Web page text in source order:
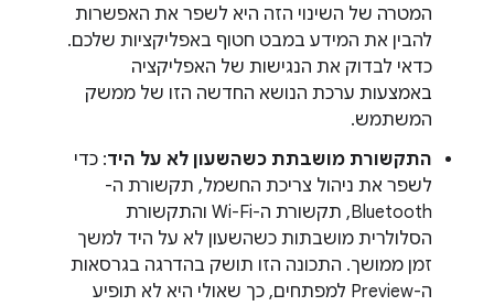
המטרה של השינוי הזה היא לשפר את האפשרות
להבין את המידע במבט חטוף באפליקציות שלכם.
כדאי לבדוק את הנגישות של האפליקציה
באמצעות ערכת הנושא החדשה הזו של ממשק
המשתמש.
התקשורת מושבתת כשהשעון לא על היד: כדי
לשפר את ניהול צריכת החשמל, תקשורת ה-
Bluetooth, תקשורת ה-Wi-Fi והתקשורת
הסלולרית מושבתות כשהשעון לא על היד למשך
זמן ממושך. התכונה הזו תושק בהדרגה בגרסאות
ה-Preview למפתחים, כך שאולי היא לא תופיע